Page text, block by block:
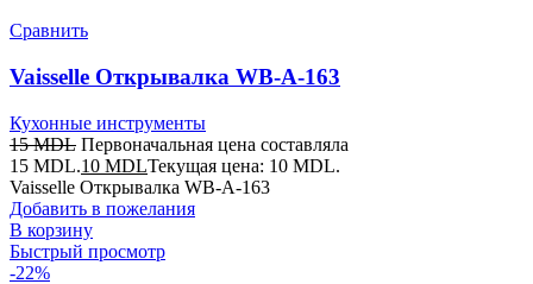
Сравнить
Vaisselle Открывалка WB-A-163
Кухонные инструменты
15MDL Первоначальная цена составляла
15 MDL.10 MDLТекущая цена: 10 MDL.
Vaisselle Открывалка WB-A-163
Добавить в пожелания
В корзину
Быстрый просмотр
-22%